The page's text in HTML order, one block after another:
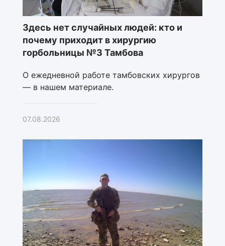
Здесь нет случайных людей: кто и
почему приходит в хирургию
горбольницы №3 Тамбова
О ежедневной работе тамбовских хирургов
— в нашем материале.
07.08.2026